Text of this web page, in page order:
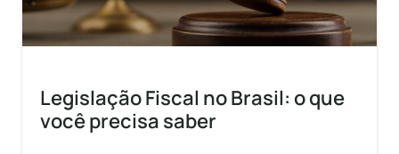
Legislação Fiscal no Brasil: o que
você precisa saber